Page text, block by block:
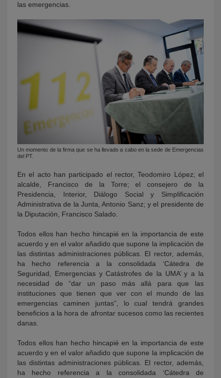
las emergencias.
Un momento de la firma que se ha llevado a cabo en la sede de Emergencias
del PT.
En el acto han participado el rector, Teodomiro López; el
alcalde, Francisco de la Torre; el consejero de la
Presidencia, Interior, Diálogo Social y Simplificación
Administrativa de la Junta, Antonio Sanz; y el presidente de
la Diputación, Francisco Salado.
Todos ellos han hecho hincapié en la importancia de este
acuerdo y en el valor añadido que supone la implicación de
las distintas administraciones públicas. El rector, además,
ha hecho referencia a la consolidada ‘Cátedra de
Seguridad, Emergencias y Catástrofes de la UMA’ y a la
necesidad de “dar un paso más allá para que las
instituciones que tienen que ver con el mundo de las
emergencias caminen juntas”, lo cual tendrá grandes
beneficios a la hora de afrontar sucesos como las recientes
danas.
Todos ellos han hecho hincapié en la importancia de este
acuerdo y en el valor añadido que supone la implicación de
las distintas administraciones públicas. El rector, además,
ha hecho referencia a la consolidada ‘Cátedra de